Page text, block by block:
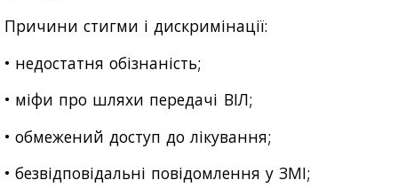
Причини стигми і дискримінації:
• недостатня обізнаність;
• міфи про шляхи передачі ВІЛ;
• обмежений доступ до лікування;
• безвідповідальні повідомлення у ЗМІ;